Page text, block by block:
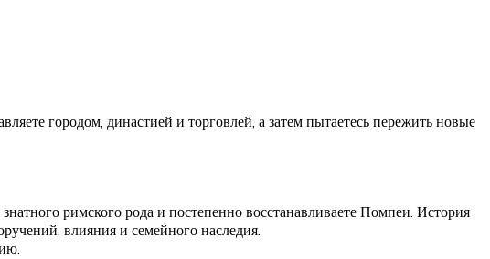
городом, династией и торговлей, а затем пытаетесь пережить новые
римского рода и постепенно восстанавливаете Помпеи. История
влияния и семейного наследия.